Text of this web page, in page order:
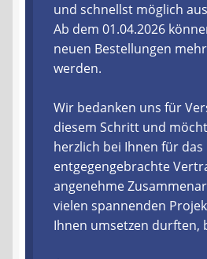
Lieferzeit & Verfügbarkeit
Gutschein
Batterien- und Akku
Elektro- und Elektronikgeräte
Öle- und Schmierstoff
Vereine & Foren
und schnellst möglich
Ab dem 01.04.2026
neuen Bestellungen
werden.
Wir bedanken uns für
diesem Schritt und
herzlich bei Ihnen für das
entgegengebrachte
angenehme
vielen spannenden
Ihnen umsetzen durften,